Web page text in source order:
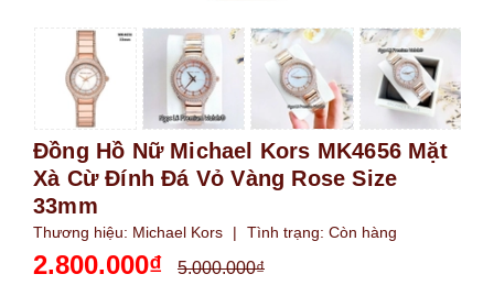
Đồng Hồ Nữ Michael Kors MK4656 Mặt
Xà Cừ Đính Đá Vỏ Vàng Rose Size
33mm
Thương hiệu: Michael Kors | Tình trạng: Còn hàng
2.800.000₫ 5.000.000₫